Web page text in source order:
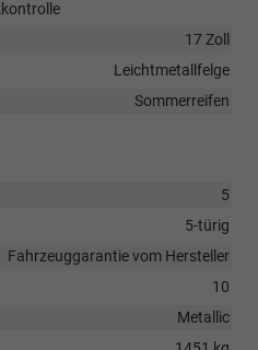
17 Zoll
Leichtmetallfelge
Sommerreifen
5
5-türig
Fahrzeuggarantie vom Hersteller
10
Metallic